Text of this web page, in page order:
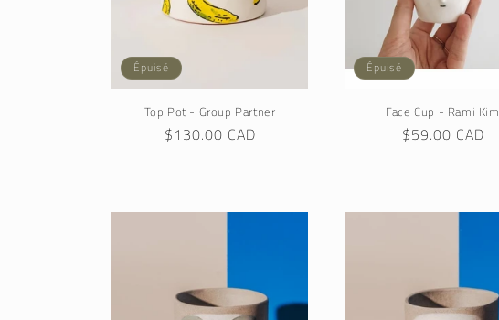
Épuisé
Top Pot - Group Partner
Prix
$130.00 CAD
Épuisé
Face Cup - Rami Kim
Prix
$59.00 CAD